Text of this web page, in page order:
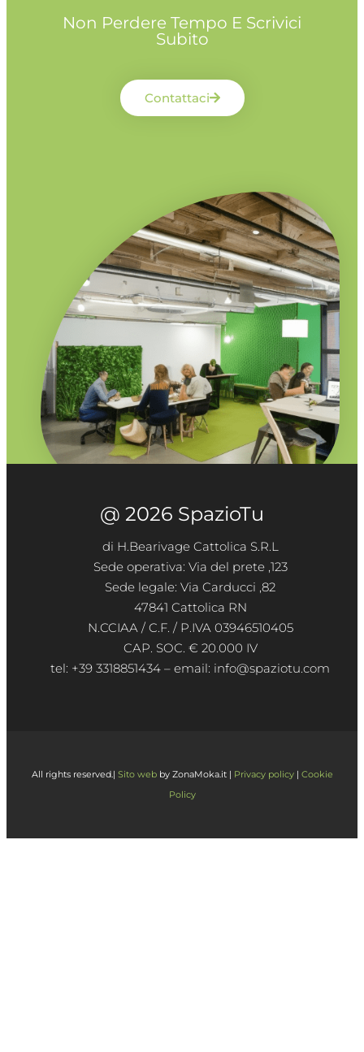
Non Perdere Tempo E Scrivici
Subito
Contattaci
@ 2026 SpazioTu
di H.Bearivage Cattolica S.R.L
Sede operativa: Via del prete ,123
Sede legale: Via Carducci ,82
47841 Cattolica RN
N.CCIAA / C.F. / P.IVA 03946510405
CAP. SOC. € 20.000 IV
tel: +39 3318851434 – email: info@spaziotu.com
All rights reserved.| Sito webby ZonaMoka.it | Privacy policy| Cookie
Policy